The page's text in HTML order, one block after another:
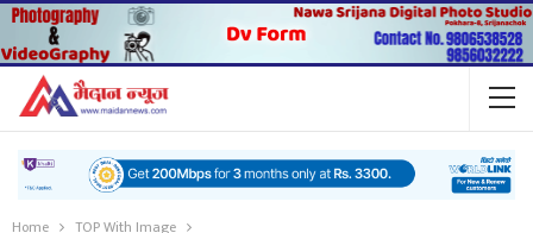
Home TOP With Image